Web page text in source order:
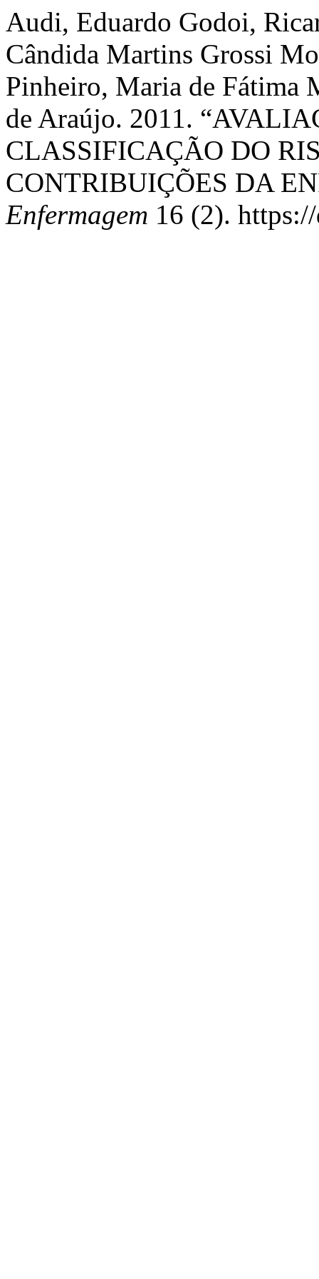
Audi, Eduardo Godoi,
Cândida Martins Grossi
Pinheiro, Maria de Fátima
de Araújo. 2011.
CLASSIFICAÇÃO DO
CONTRIBUIÇÕES DA
Enfermagem 16 (2).